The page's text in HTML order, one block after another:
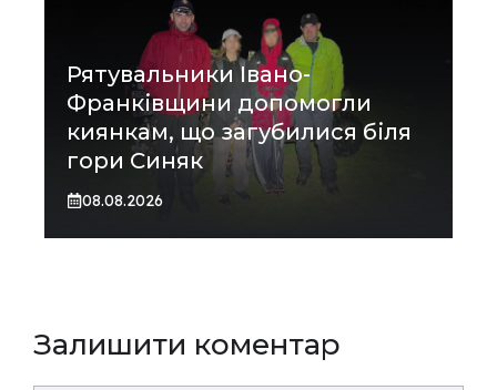
Рятувальники Івано-
Франківщини допомогли
киянкам, що загубилися біля
гори Синяк
08.08.2026
Залишити коментар